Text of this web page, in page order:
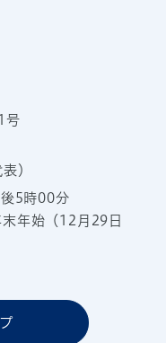
号
）
後5時00分
年始（12月29日